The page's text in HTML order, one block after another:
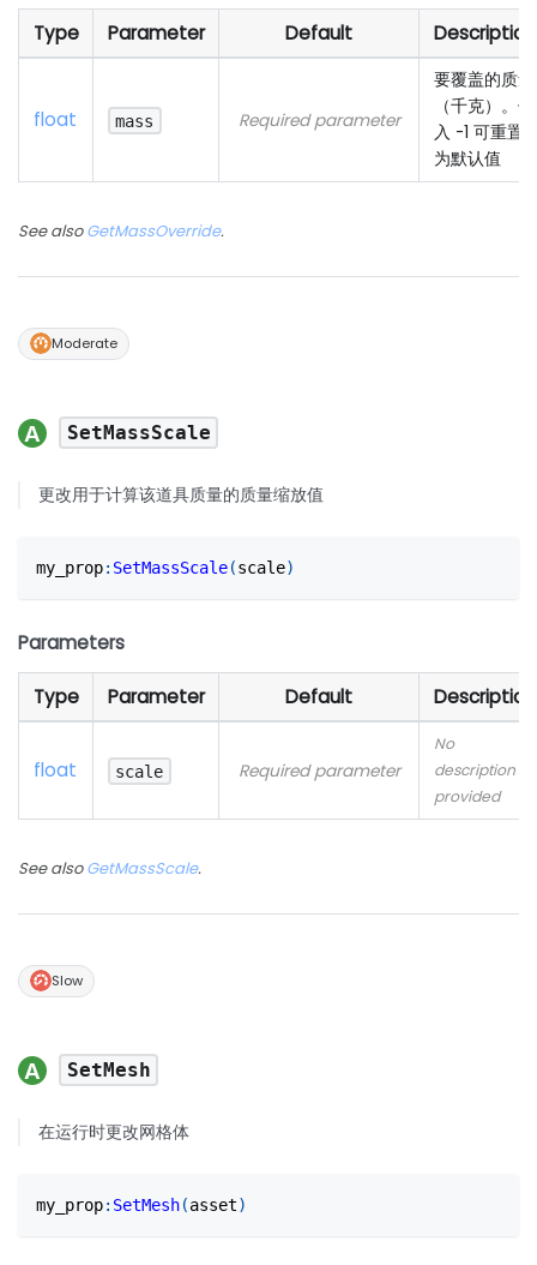
Type Parameter Default Description
float mass Required parameter
要覆盖的质量
（千克）。传
入 -1 可重置
为默认值
See alsoGetMassOverride.
Moderate
SetMassScale
更改用于计算该道具质量的质量缩放值
my_prop: SetMassScale(scale)
Parameters
Type Parameter Default Description
float scale Required parameter
No
description
provided
See alsoGetMassScale.
Slow
SetMesh
在运行时更改网格体
my_prop: SetMesh(asset)